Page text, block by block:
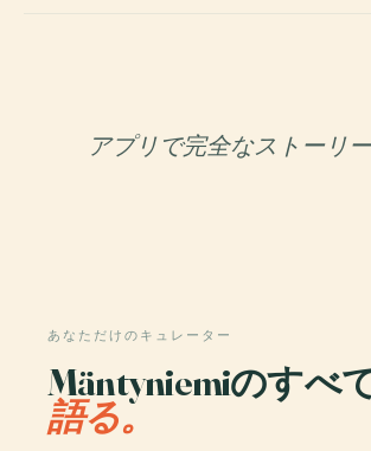
アプリで完全なストーリ
あなただけのキュレーター
Mäntyniemiのすべて
語る。